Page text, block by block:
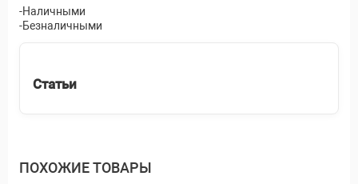
-Наличными
-Безналичными
Статьи
ПОХОЖИЕ ТОВАРЫ